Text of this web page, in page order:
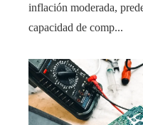
inflación moderada,
capacidad de comp...